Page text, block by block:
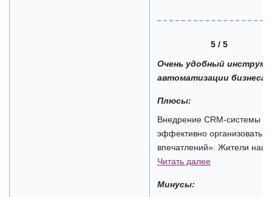
5 / 5
Очень удобный
автоматизации бизнеса
Плюсы:
Внедрение CRM-системы
эффективно организовать
впечатлений». Жители
Читать далее
Минусы: